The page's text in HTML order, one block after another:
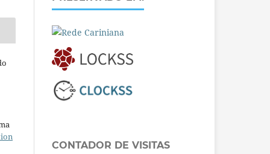
CONTADOR DE VISITAS